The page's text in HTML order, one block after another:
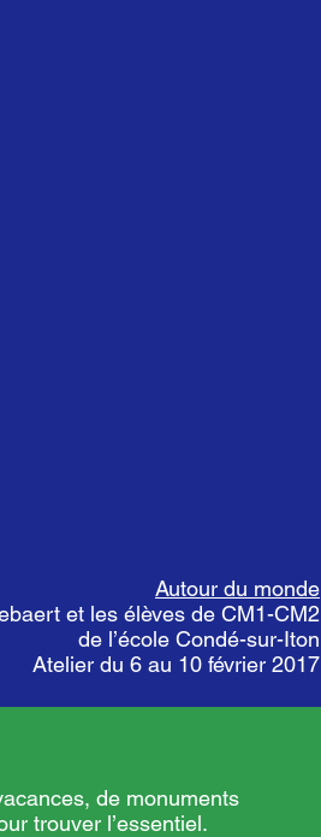
Autour du monde
et les élèves de CM1-CM2
de l’école Condé-sur-Iton
Atelier du 6 au 10 février 2017
de monuments
trouver l’essentiel.